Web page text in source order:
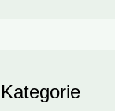
Kategorie